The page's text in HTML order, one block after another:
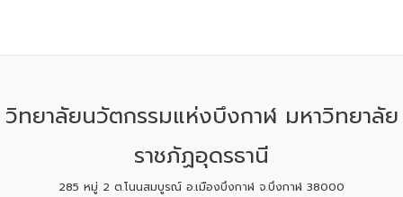
วิทยาลัยนวัตกรรมแห่งบึงกาฬ มหาวิทยาลัย
ราชภัฏอุดรธานี
285 หมู่ 2 ต.โนนสมบูรณ์ อ.เมืองบึงกาฬ จ.บึงกาฬ 38000